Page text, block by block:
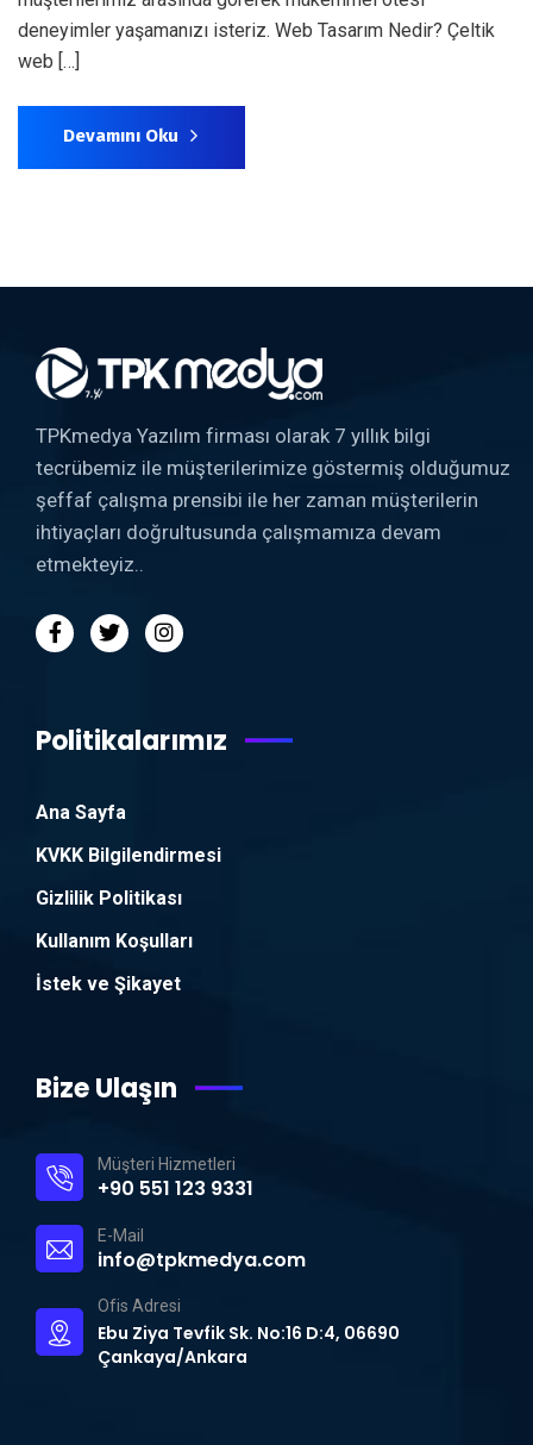
deneyimler yaşamanızı isteriz. Web Tasarım Nedir? Çeltik
web […]
Devamını Oku
TPKmedya Yazılım firması olarak 7 yıllık bilgi
tecrübemiz ile müşterilerimize göstermiş olduğumuz
şeffaf çalışma prensibi ile her zaman müşterilerin
ihtiyaçları doğrultusunda çalışmamıza devam
etmekteyiz..
Politikalarımız
Ana Sayfa
KVKK Bilgilendirmesi
Gizlilik Politikası
Kullanım Koşulları
İstek ve Şikayet
Bize Ulaşın
Müşteri Hizmetleri
+90 551 123 9331
E-Mail
info@tpkmedya.com
Ofis Adresi
Ebu Ziya Tevfik Sk. No:16 D:4, 06690
Çankaya/Ankara